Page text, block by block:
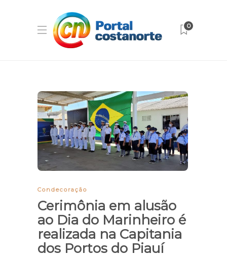
0
Condecoração
Cerimônia em alusão
ao Dia do Marinheiro é
realizada na Capitania
dos Portos do Piauí